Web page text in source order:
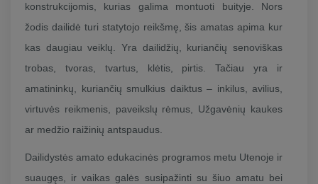
konstrukcijomis, kurias galima montuoti buityje. Nors
žodis dailidė turi statytojo reikšmę, šis amatas apima kur
kas daugiau veiklų. Yra dailidžių, kuriančių senoviškas
trobas, tvoras, tvartus, klėtis, pirtis. Tačiau yra ir
amatininkų, kuriančių smulkius daiktus – inkilus, avilius,
virtuvės reikmenis, paveikslų rėmus, Užgavėnių kaukes
ar medžio raižinių antspaudus.
Dailidystės amato edukacinės programos metu Utenoje ir
suaugęs, ir vaikas galės susipažinti su šiuo amatu bei